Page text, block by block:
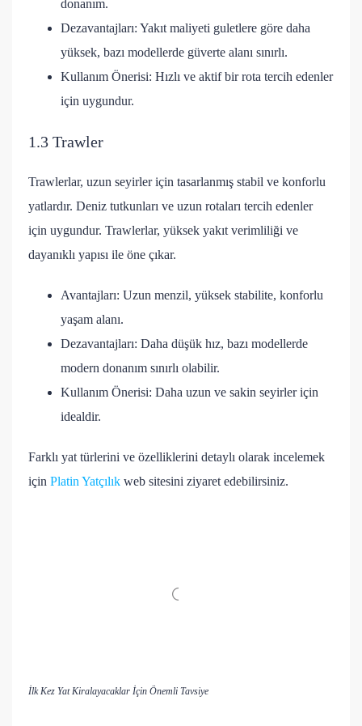
donanım.
Dezavantajları: Yakıt maliyeti guletlere göre daha
yüksek, bazı modellerde güverte alanı sınırlı.
Kullanım Önerisi: Hızlı ve aktif bir rota tercih edenler
için uygundur.
1.3 Trawler
Trawlerlar, uzun seyirler için tasarlanmış stabil ve konforlu
yatlardır. Deniz tutkunları ve uzun rotaları tercih edenler
için uygundur. Trawlerlar, yüksek yakıt verimliliği ve
dayanıklı yapısı ile öne çıkar.
Avantajları: Uzun menzil, yüksek stabilite, konforlu
yaşam alanı.
Dezavantajları: Daha düşük hız, bazı modellerde
modern donanım sınırlı olabilir.
Kullanım Önerisi: Daha uzun ve sakin seyirler için
idealdir.
Farklı yat türlerini ve özelliklerini detaylı olarak incelemek
için Platin Yatçılık web sitesini ziyaret edebilirsiniz.
İlk Kez Yat Kiralayacaklar İçin Önemli Tavsiye